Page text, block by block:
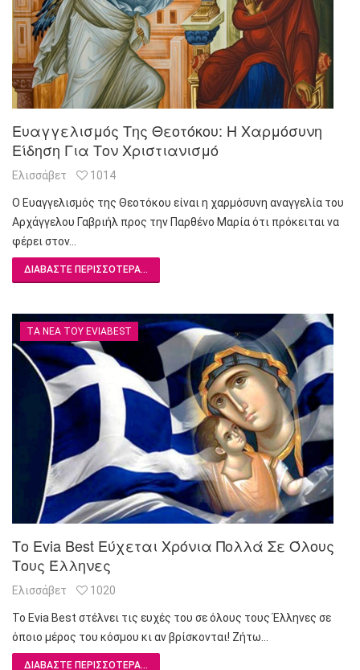
Ευαγγελισμός Της Θεοτόκου: Η Χαρμόσυνη
Είδηση Για Τον Χριστιανισμό
Ελισσάβετ 1014
Ο Ευαγγελισμός της Θεοτόκου είναι η χαρμόσυνη αναγγελία του
Αρχάγγελου Γαβριήλ προς την Παρθένο Μαρία ότι πρόκειται να
φέρει στον…
ΔΙΑΒΆΣΤΕ ΠΕΡΙΣΣΌΤΕΡΑ...
ΤΑ ΝΈΑ ΤΟΥ EVIABEST
Το Evia Best Εύχεται Χρόνια Πολλά Σε Όλους
Τους Έλληνες
Ελισσάβετ 1020
Το Evia Best στέλνει τις ευχές του σε όλους τους Έλληνες σε
όποιο μέρος του κόσμου κι αν βρίσκονται! Ζήτω…
ΔΙΑΒΆΣΤΕ ΠΕΡΙΣΣΌΤΕΡΑ...